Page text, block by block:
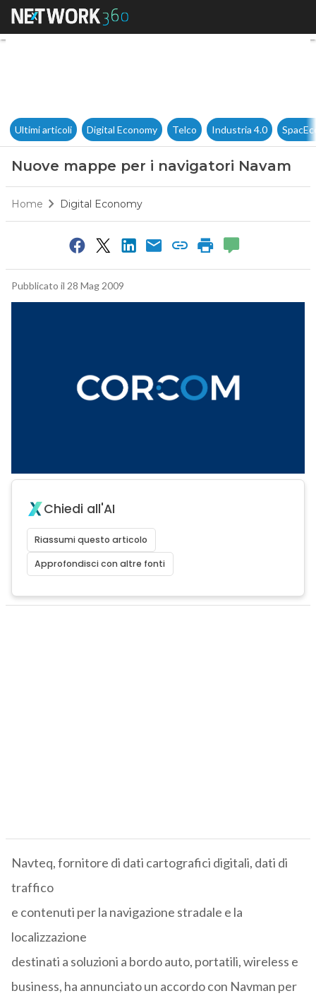
Nuove mappe per i
Ultimi articoli Digital Economy Telco Industria 4.0
Nuove mappe per i navigatori Navam
Home Digital Economy
Pubblicato il 28 Mag 2009
Chiedi all'AI
Riassumi questo articolo
Approfondisci con altre fonti
Navteq, fornitore di dati cartografici digitali, dati di
traffico
e contenuti per la navigazione stradale e la
localizzazione
destinati a soluzioni a bordo auto, portatili, wireless e
business, ha annunciato un accordo con Navman per